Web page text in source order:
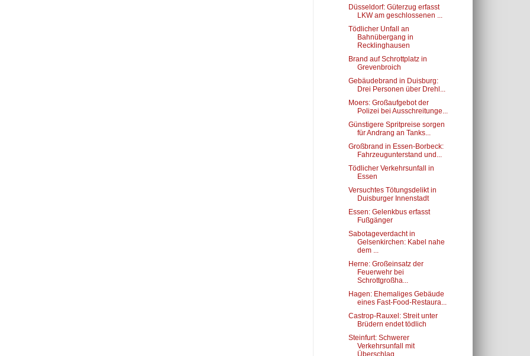
Düsseldorf: Güterzug erfasst
LKW am geschlossenen ...
Tödlicher Unfall an
Bahnübergang in
Recklinghausen
Brand auf Schrottplatz in
Grevenbroich
Gebäudebrand in Duisburg:
Drei Personen über Drehl...
Moers: Großaufgebot der
Polizei bei Ausschreitunge...
Günstigere Spritpreise sorgen
für Andrang an Tanks...
Großbrand in Essen-Borbeck:
Fahrzeugunterstand und...
Tödlicher Verkehrsunfall in
Essen
Versuchtes Tötungsdelikt in
Duisburger Innenstadt
Essen: Gelenkbus erfasst
Fußgänger
Sabotageverdacht in
Gelsenkirchen: Kabel nahe
dem ...
Herne: Großeinsatz der
Feuerwehr bei
Schrottgroßha...
Hagen: Ehemaliges Gebäude
eines Fast-Food-Restaura...
Castrop-Rauxel: Streit unter
Brüdern endet tödlich
Steinfurt: Schwerer
Verkehrsunfall mit
Überschlag